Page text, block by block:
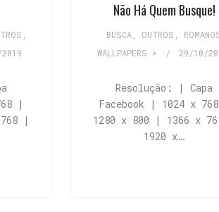
|
|
Não Há Quem Busque!
BUSCA, OUTROS
WALLPAPERS >
/ 29/10/
Resolução: | Capa
Facebook | 1024 x
1280 x 800 | 1366 x
1920 x…